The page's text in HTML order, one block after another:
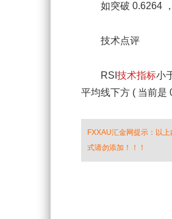
如突破 0.6264 ，
技术点评
RSI 技术指标小
平均线下方 ( 当前是
FXXAU汇金网提示：以
式请勿添加！！！